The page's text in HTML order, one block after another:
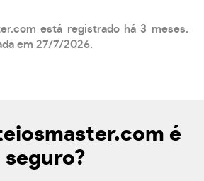
está registrado há 3 meses.
em 27/7/2026.
é
seguro?